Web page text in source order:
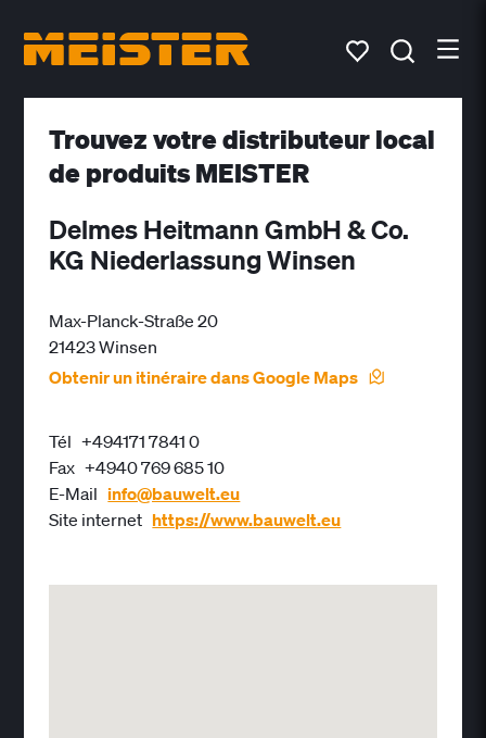
Trouvez votre distributeur local
de produits MEISTER
Delmes Heitmann GmbH & Co.
KG Niederlassung Winsen
Max-Planck-Straße 20
21423 Winsen
Obtenir un itinéraire dans Google Maps
Tél +494171 7841 0
Fax +4940 769 685 10
E-Mail info@bauwelt.eu
Site internet https://www.bauwelt.eu